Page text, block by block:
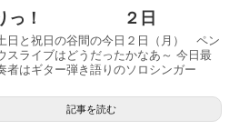
りっ！ ２日
日と祝日の谷間の今日２日（月） ペン
スライブはどうだったかなあ～ 今日最
者はギター弾き語りのソロシンガー
記事を読む